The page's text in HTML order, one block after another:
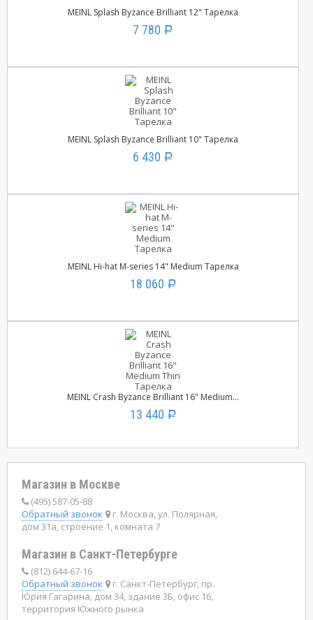
MEINL Splash Byzance Brilliant 12" Тарелка
7 780 Р
MEINL Splash Byzance Brilliant 10" Тарелка
6 430 Р
MEINL Hi-hat M-series 14" Medium Тарелка
18 060 Р
MEINL Crash Byzance Brilliant 16" Medium...
13 440 Р
Магазин в Москве
(495) 587-05-88
Обратный звонок
г. Москва, ул. Полярная,
дом 31а, строение 1, комната 7
Магазин в Санкт-Петербурге
(812) 644-67-16
Обратный звонок
г. Санкт-Петербург, пр.
Юрия Гагарина, дом 34, здание 3Б, офис 16,
территория Южного рынка